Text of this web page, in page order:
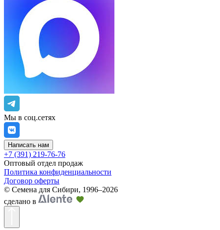
Мы в соц.сетях
Написать нам
+7 (391) 219-76-76
Оптовый отдел продаж
Политика конфиденциальности
Договор оферты
© Семена для Сибири, 1996–2026
сделано в